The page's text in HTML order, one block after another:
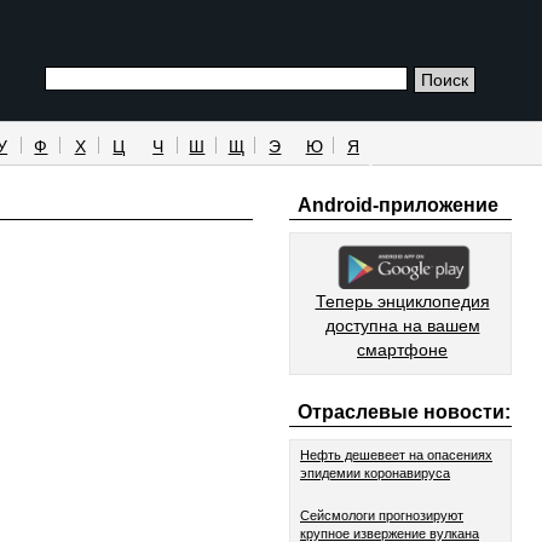
Ф Х Ц Ч Ш Щ Э Ю Я
Android-приложение
Теперь энциклопедия
доступна на вашем
смартфоне
Отраслевые новости:
Нефть дешевеет на опасениях
эпидемии коронавируса
Сейсмологи прогнозируют
крупное извержение вулкана